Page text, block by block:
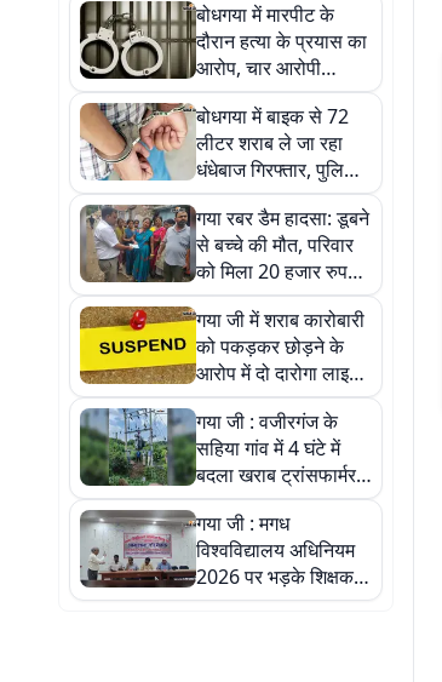
बोधगया में मारपीट के
दौरान हत्या के प्रयास का
आरोप, चार आरोपी
गिरफ्तार
बोधगया में बाइक से 72
लीटर शराब ले जा रहा
धंधेबाज गिरफ्तार, पुलिस
ने दबोचा
गया रबर डैम हादसा: डूबने
से बच्चे की मौत, परिवार
को मिला 20 हजार रुपये
का सहारा
गया जी में शराब कारोबारी
को पकड़कर छोड़ने के
आरोप में दो दारोगा लाइन
हाजिर, वायरल वीडियो के
बाद कार्रवाई
गया जी : वजीरगंज के
सहिया गांव में 4 घंटे में
बदला खराब ट्रांसफार्मर,
विधायक की पहल से लौटी
बिजली
गया जी : मगध
विश्वविद्यालय अधिनियम
2026 पर भड़के शिक्षक
10 अगस्त को करेंगे